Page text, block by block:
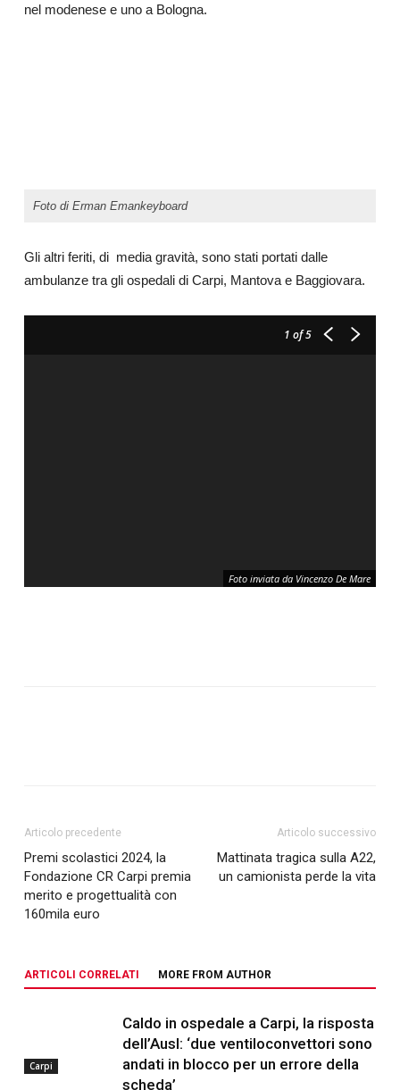
nel modenese e uno a Bologna.
Foto di Erman Emankeyboard
Gli altri feriti, di media gravità, sono stati portati dalle
ambulanze tra gli ospedali di Carpi, Mantova e Baggiovara.
1 of 5
Foto inviata da Vincenzo De Mare
Articolo precedente
Premi scolastici 2024, la
Fondazione CR Carpi premia
merito e progettualità con
160mila euro
Articolo successivo
Mattinata tragica sulla A22,
un camionista perde la vita
ARTICOLI CORRELATI MORE FROM AUTHOR
Carpi
Caldo in ospedale a Carpi, la risposta
dell’Ausl: ‘due ventiloconvettori sono
andati in blocco per un errore della
scheda’